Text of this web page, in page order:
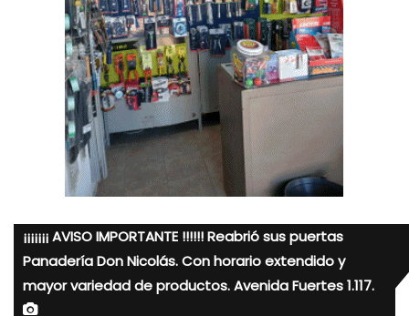
¡¡¡¡¡¡¡ AVISO IMPORTANTE !!!!!! Reabrió sus puertas
Panadería Don Nicolás. Con horario extendido y
mayor variedad de productos. Avenida Fuertes 1.117.